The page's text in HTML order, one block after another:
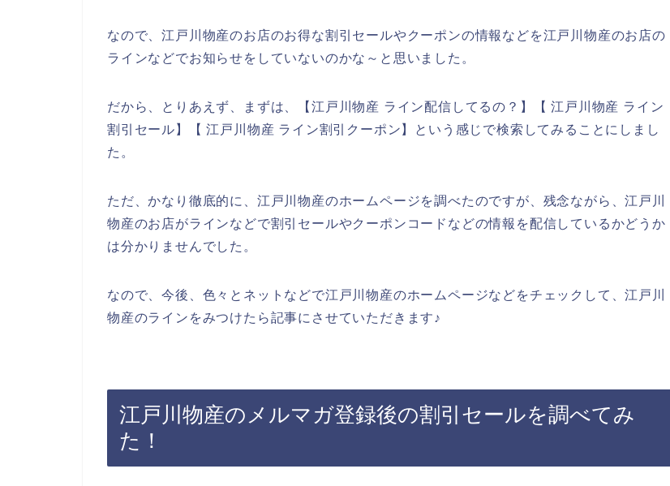
なので、江戸川物産のお店のお得な割引セールやクーポンの情報などを江戸川物産のお店の
ラインなどでお知らせをしていないのかな～と思いました。
だから、とりあえず、まずは、【江戸川物産 ライン配信してるの？】【 江戸川物産 ライン
割引セール】【 江戸川物産 ライン割引クーポン】という感じで検索してみることにしまし
た。
ただ、かなり徹底的に、江戸川物産のホームページを調べたのですが、残念ながら、江戸川
物産のお店がラインなどで割引セールやクーポンコードなどの情報を配信しているかどうか
は分かりませんでした。
なので、今後、色々とネットなどで江戸川物産のホームページなどをチェックして、江戸川
物産のラインをみつけたら記事にさせていただきます♪
江戸川物産のメルマガ登録後の割引セールを調べてみ
た！